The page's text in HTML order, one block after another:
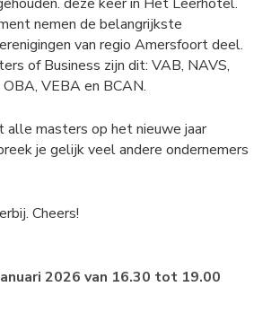
nemen de belangrijkste
van regio Amersfoort deel.
of Business zijn dit: VAB, NAVS,
VEBA en BCAN.
alle masters op het nieuwe jaar
je gelijk veel andere ondernemers
Cheers!
2026 van 16.30 tot 19.00